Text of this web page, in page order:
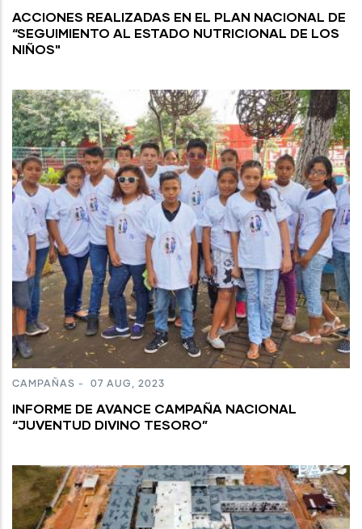
ACCIONES REALIZADAS EN EL PLAN NACIONAL DE
“SEGUIMIENTO AL ESTADO NUTRICIONAL DE LOS
NIÑOS"
CAMPAÑAS - 07 AUG, 2023
INFORME DE AVANCE CAMPAÑA NACIONAL
“JUVENTUD DIVINO TESORO”